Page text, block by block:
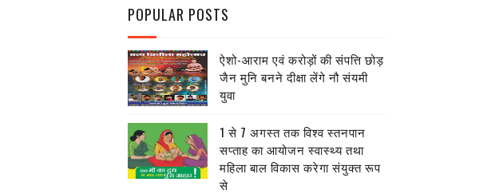
POPULAR POSTS
ऐशो-आराम एवं करोड़ों की संपत्ति छोड़
जैन मुनि बनने दीक्षा लेंगे नौ संयमी
युवा
1 से 7 अगस्त तक विश्व स्तनपान
सप्ताह का आयोजन स्वास्थ्य तथा
महिला बाल विकास करेगा संयुक्त रूप
से